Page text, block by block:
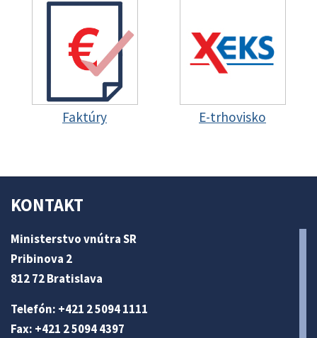
Faktúry E-trhovisko
KONTAKT
Ministerstvo vnútra SR
Pribinova 2
812 72 Bratislava
Telefón: +421 2 5094 1111
Fax: +421 2 5094 4397